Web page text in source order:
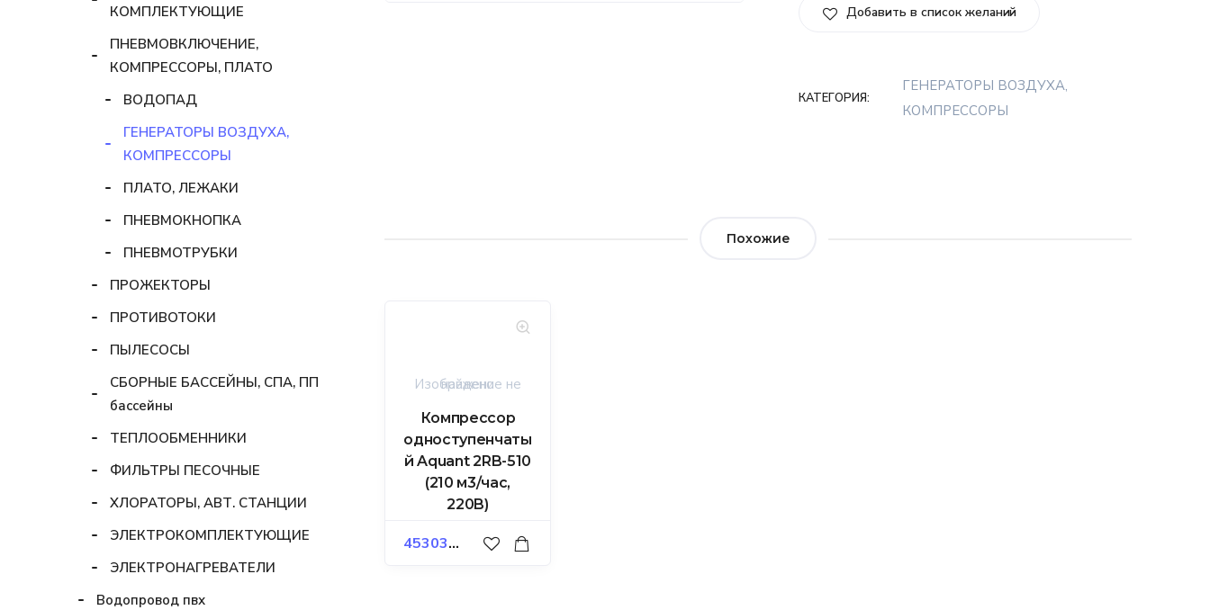
Добавить в список желаний
КАТЕГОРИЯ:
ГЕНЕРАТОРЫ ВОЗДУХА,
КОМПРЕССОРЫ
Похожие
Компрессор
одноступенчаты
й Aquant 2RB-510
(210 м3/час,
220B)
45303,00
КОМПЛЕКТУЮЩИЕ
ПНЕВМОВКЛЮЧЕНИЕ,
КОМПРЕССОРЫ, ПЛАТО
ВОДОПАД
ГЕНЕРАТОРЫ ВОЗДУХА,
КОМПРЕССОРЫ
ПЛАТО, ЛЕЖАКИ
ПНЕВМОКНОПКА
ПНЕВМОТРУБКИ
ПРОЖЕКТОРЫ
ПРОТИВОТОКИ
ПЫЛЕСОСЫ
СБОРНЫЕ БАССЕЙНЫ, СПА, ПП
бассейны
ТЕПЛООБМЕННИКИ
ФИЛЬТРЫ ПЕСОЧНЫЕ
ХЛОРАТОРЫ, АВТ. СТАНЦИИ
ЭЛЕКТРОКОМПЛЕКТУЮЩИЕ
ЭЛЕКТРОНАГРЕВАТЕЛИ
Водопровод пвх